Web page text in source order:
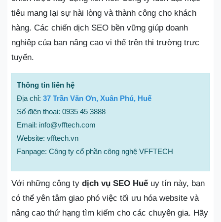
tiêu mang lại sự hài lòng và thành công cho khách
hàng. Các chiến dịch SEO bền vững giúp doanh
nghiệp của bạn nâng cao vị thế trên thị trường trực
tuyến.
Thông tin liên hệ
Địa chỉ: 37 Trần Văn Ơn, Xuân Phú, Huế
Số điện thoại: 0935 45 3888
Email: info@vfftech.com
Website: vfftech.vn
Fanpage: Công ty cổ phần công nghệ VFFTECH
Với những công ty dịch vụ SEO Huếuy tín này, bạn
có thể yên tâm giao phó việc tối ưu hóa website và
nâng cao thứ hạng tìm kiếm cho các chuyên gia. Hãy